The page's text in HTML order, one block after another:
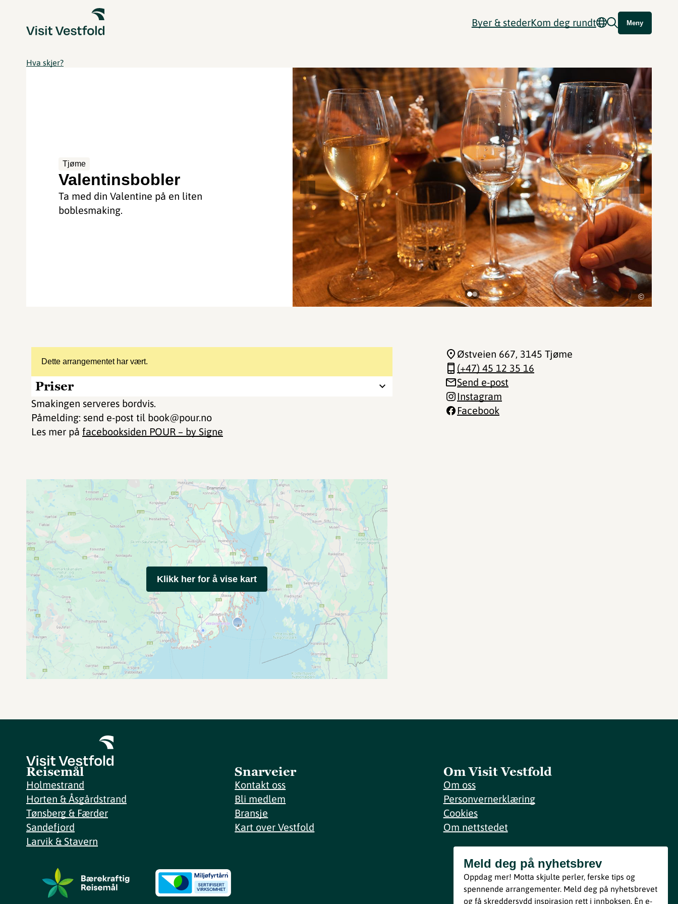
Byer & stederKom deg rundt Meny
Hva skjer?
Tjøme
Valentinsbobler
Ta med din Valentine på en liten
boblesmaking.
©
Dette arrangementet har vært.
Priser
Smakingen serveres bordvis.
Påmelding: send e-post til book@pour.no
Les mer på facebooksiden POUR – by Signe
Østveien 667, 3145 Tjøme
(+47) 45 12 35 16
Send e-post
Instagram
Facebook
Klikk her for å vise kart
Reisemål
Holmestrand
Horten & Åsgårdstrand
Tønsberg & Færder
Sandefjord
Larvik & Stavern
Snarveier
Kontakt oss
Bli medlem
Bransje
Kart over Vestfold
Om Visit Vestfold
Om oss
Personvernerklæring
Cookies
Om nettstedet
Meld deg på nyhetsbrev
Bli med
Meld deg på nyhetsbrev
Oppdag mer! Motta skjulte perler, ferske tips og
spennende arrangementer. Meld deg på nyhetsbrevet
og få skreddersydd inspirasjon rett i innboksen. Én e-